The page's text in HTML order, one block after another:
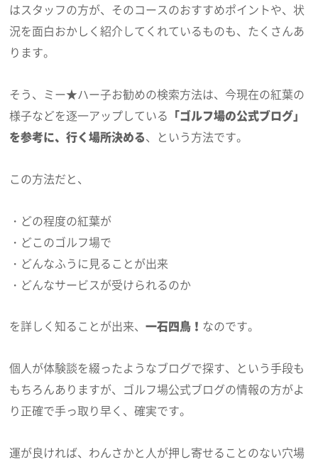
はスタッフの方が、そのコースのおすすめポイントや、状
況を面白おかしく紹介してくれているものも、たくさんあ
ります。
そう、ミー★ハー子お勧めの検索方法は、今現在の紅葉の
様子などを逐一アップしている 「ゴルフ場の公式ブログ」
を参考に、行く場所決める、という方法です。
この方法だと、
・どの程度の紅葉が
・どこのゴルフ場で
・どんなふうに見ることが出来
・どんなサービスが受けられるのか
を詳しく知ることが出来、一石四鳥！ なのです。
個人が体験談を綴ったようなブログで探す、という手段も
もちろんありますが、ゴルフ場公式ブログの情報の方がよ
り正確で手っ取り早く、確実です。
運が良ければ、わんさかと人が押し寄せることのない穴場